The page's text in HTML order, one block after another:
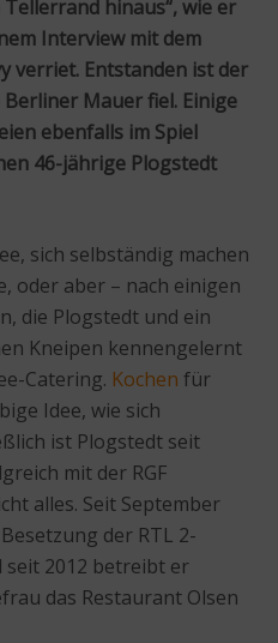
hinaus“, wie er
Interview mit dem
verriet. Entstanden ist der
Mauer fiel. Einige
ebenfalls im Spiel
46-jährige Plogstedt
sich selbständig machen
oder aber – nach einigen
die Plogstedt und ein
Kneipen kennengelernt
Catering. Kochen für
Idee, wie sich
ist Plogstedt seit
mit der RGF
alles. Seit September
der RTL 2-
seit 2012 betreibt er
das Restaurant Olsen